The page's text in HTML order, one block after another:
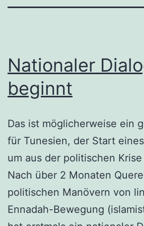
Nationaler
beginnt
Das ist möglicherweise ein
für Tunesien, der Start
um aus der politischen
Nach über 2 Monaten
politischen Manövern von
Ennadah-Bewegung